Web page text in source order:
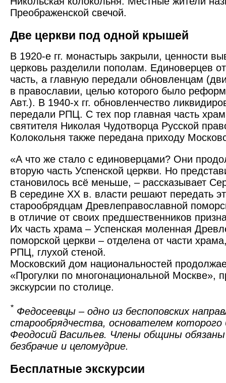
Преображенской свечой.
Две церкви под одной крышей
В 1920-е гг. монастырь закрыли, ценности
церковь разделили пополам. Единоверцев
часть, а главную передали обновленцам
в православии, целью которого было
Авт.). В 1940-х гг. обновленчество
передали РПЦ. С тех пор главная часть
святителя Николая Чудотворца Русской
Колокольня также передана приходу
«А что же стало с единоверцами? Они
вторую часть Успенской церкви. Но
становилось всё меньше, – рассказывает
В середине XX в. власти решают передать
старообрядцам Древлеправославной
в отличие от своих предшественников
Их часть храма – Успенская моленная
поморской церкви – отделена от части
РПЦ, глухой стеной.
Московский дом национальностей
«Прогулки по многонациональной Москве»,
экскурсии по столице.
* Федосеевцы – одно из беспоповских
старообрядчества, основателем которого
Феодосий Васильев. Члены общины
безбрачие и целомудрие.
Бесплатные экскурсии